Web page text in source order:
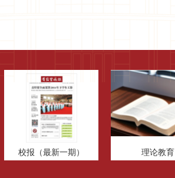
校报（最新一期） 理论教育